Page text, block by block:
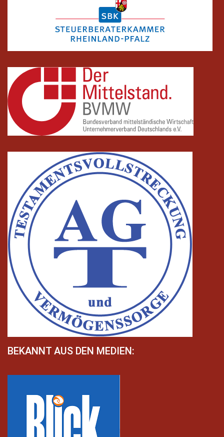
BEKANNT AUS DEN MEDIEN: